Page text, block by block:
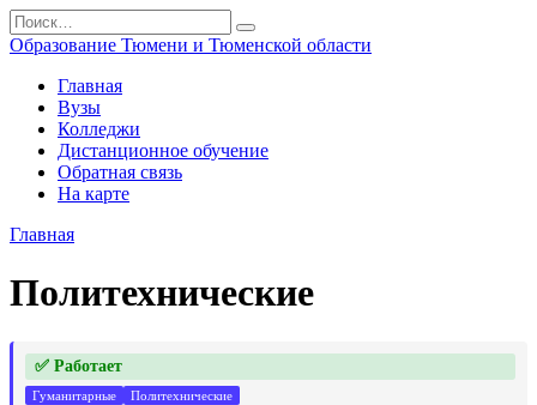
Перейти
к
содержанию
Search
for:
Образование Тюмени и Тюменской области
Главная
Вузы
Колледжи
Дистанционное обучение
Обратная связь
На карте
Главная
Политехнические
✅ Работает
Гуманитарные Политехнические